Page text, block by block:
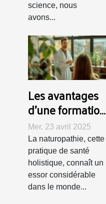
science, nous
avons...
Les avantages
d'une formation
hybride en
naturopathie
Mer. 23 avril 2025
La naturopathie, cette
pratique de santé
holistique, connaît un
essor considérable
dans le monde...